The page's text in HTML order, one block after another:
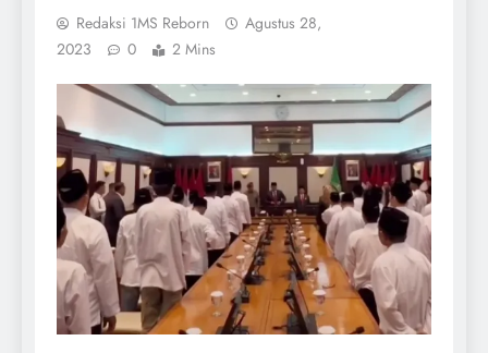
Redaksi 1MS Reborn
Agustus 28,
2023
0 2 Mins